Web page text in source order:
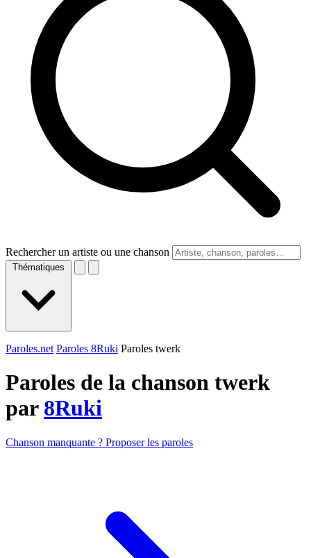
Rechercher un artiste ou une chanson
Thématiques
Paroles.net Paroles 8Ruki Paroles twerk
Paroles de la chanson twerk
par 8Ruki
Chanson manquante ? Proposer les paroles